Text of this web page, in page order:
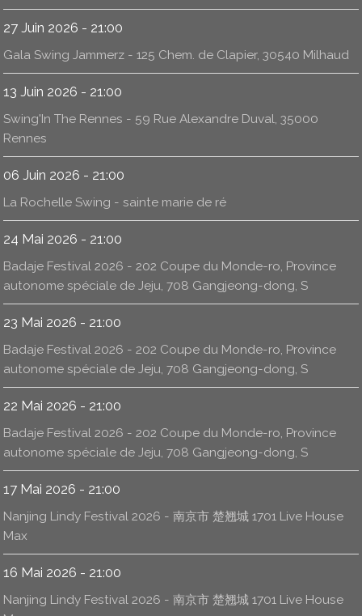
27 Juin 2026 - 21:00
Gala Swing Jammerz - 125 Chem. de Clapier, 30540 Milhaud
13 Juin 2026 - 21:00
Swing'In The Rennes - 59 Rue Alexandre Duval, 35000
Rennes
06 Juin 2026 - 21:00
La Rochelle Swing - sainte marie de ré
24 Mai 2026 - 21:00
Badaje Festival 2026 - 202 Coupe du Monde-ro, Province
autonome spéciale de Jeju, 708 Gangjeong-dong, S
23 Mai 2026 - 21:00
Badaje Festival 2026 - 202 Coupe du Monde-ro, Province
autonome spéciale de Jeju, 708 Gangjeong-dong, S
22 Mai 2026 - 21:00
Badaje Festival 2026 - 202 Coupe du Monde-ro, Province
autonome spéciale de Jeju, 708 Gangjeong-dong, S
17 Mai 2026 - 21:00
Nanjing Lindy Festival 2026 - 南京市 楚翘城 1701 Live House
Max
16 Mai 2026 - 21:00
Nanjing Lindy Festival 2026 - 南京市 楚翘城 1701 Live House